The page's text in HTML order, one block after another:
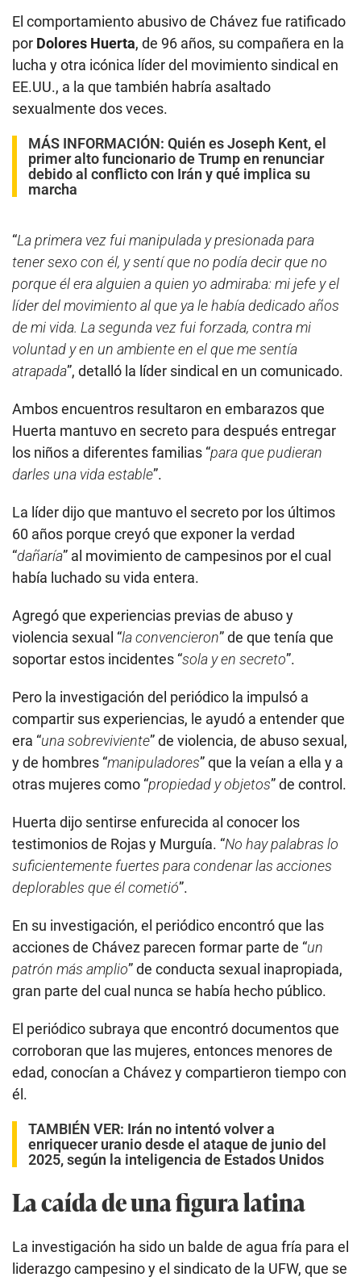
El comportamiento abusivo de Chávez fue ratificado
por Dolores Huerta, de 96 años, su compañera en la
lucha y otra icónica líder del movimiento sindical en
EE.UU., a la que también habría asaltado
sexualmente dos veces.
MÁS INFORMACIÓN: Quién es Joseph Kent, el
primer alto funcionario de Trump en renunciar
debido al conflicto con Irán y qué implica su
marcha
“La primera vez fui manipulada y presionada para
tener sexo con él, y sentí que no podía decir que no
porque él era alguien a quien yo admiraba: mi jefe y el
líder del movimiento al que ya le había dedicado años
de mi vida. La segunda vez fui forzada, contra mi
voluntad y en un ambiente en el que me sentía
atrapada”, detalló la líder sindical en un comunicado.
Ambos encuentros resultaron en embarazos que
Huerta mantuvo en secreto para después entregar
los niños a diferentes familias “para que pudieran
darles una vida estable”.
La líder dijo que mantuvo el secreto por los últimos
60 años porque creyó que exponer la verdad
“dañaría” al movimiento de campesinos por el cual
había luchado su vida entera.
Agregó que experiencias previas de abuso y
violencia sexual “la convencieron” de que tenía que
soportar estos incidentes “sola y en secreto”.
Pero la investigación del periódico la impulsó a
compartir sus experiencias, le ayudó a entender que
era “una sobreviviente” de violencia, de abuso sexual,
y de hombres “manipuladores” que la veían a ella y a
otras mujeres como “propiedad y objetos” de control.
Huerta dijo sentirse enfurecida al conocer los
testimonios de Rojas y Murguía. “No hay palabras lo
suficientemente fuertes para condenar las acciones
deplorables que él cometió”.
En su investigación, el periódico encontró que las
acciones de Chávez parecen formar parte de “un
patrón más amplio” de conducta sexual inapropiada,
gran parte del cual nunca se había hecho público.
El periódico subraya que encontró documentos que
corroboran que las mujeres, entonces menores de
edad, conocían a Chávez y compartieron tiempo con
él.
TAMBIÉN VER: Irán no intentó volver a
enriquecer uranio desde el ataque de junio del
2025, según la inteligencia de Estados Unidos
La caída de una figura latina
La investigación ha sido un balde de agua fría para el
liderazgo campesino y el sindicato de la UFW, que se